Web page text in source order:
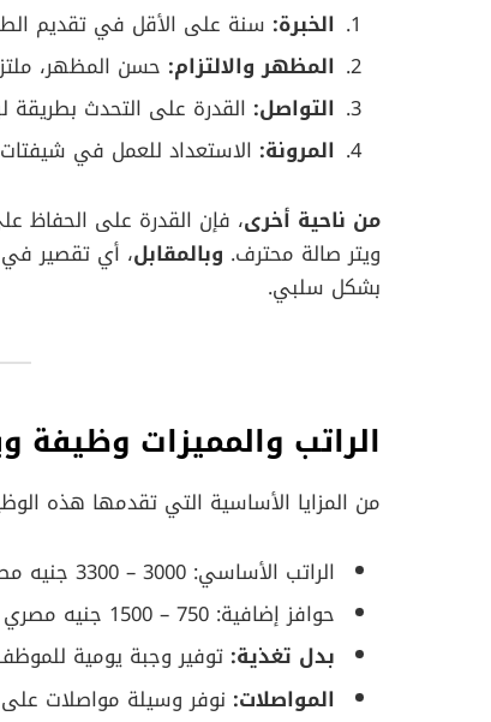
الخبرة: سنة على الأقل في تقديم
المظهر والالتزام: حسن المظهر،
التواصل: القدرة على التحدث بطريقة
المرونة: الاستعداد للعمل في
من ناحية أخرى، فإن القدرة على الحفاظ
ويتر صالة محترف. وبالمقابل، أي تقصير في
بشكل سلبي.
الراتب والمميزات وظيفة
من المزايا الأساسية التي تقدمها هذه
الراتب الأساسي: 3000 – 3300 جنيه مصري.
حوافز إضافية: 750 – 1500 جنيه مصري حسب الأداء.
بدل تغذية: توفير وجبة يومية
المواصلات: نوفر وسيلة مواصلات